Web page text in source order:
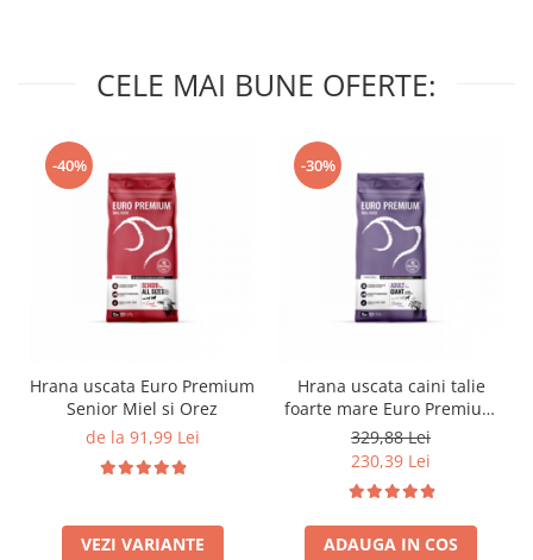
CELE MAI BUNE OFERTE:
-40%
Hrana uscata Euro Premium
Senior Miel si Orez
de la 91,99 Lei
VEZI VARIANTE
-30%
Hrana uscata caini talie
foarte mare Euro Premium
Giant Adult pui si orez 15
Kg
329,88 Lei
230,39 Lei
ADAUGA IN COS